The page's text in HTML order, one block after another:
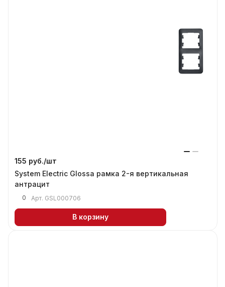
155 руб./шт
System Electric Glossa рамка 2-я вертикальная
антрацит
0 Арт. GSL000706
В корзину